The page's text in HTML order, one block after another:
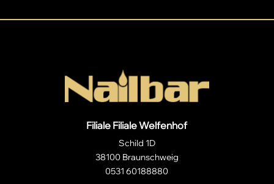
Filiale Filiale Welfenhof
Schild 1D
38100 Braunschweig
0531 60188880